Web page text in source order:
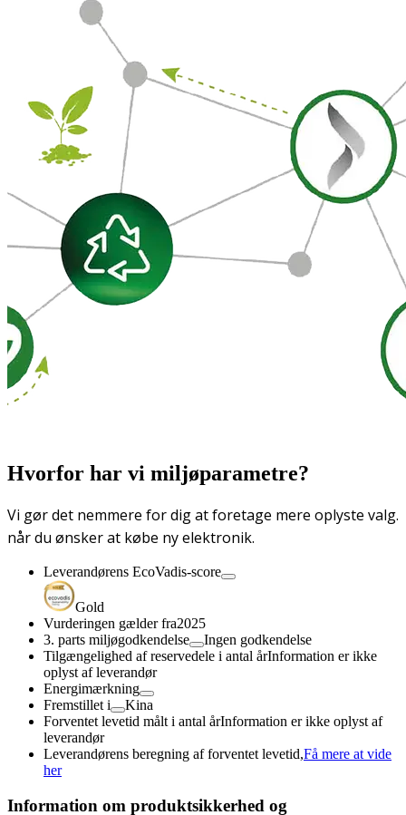
Hvorfor har vi miljøparametre?
Vi gør det nemmere for dig at foretage mere oplyste valg.
når du ønsker at købe ny elektronik.
Leverandørens EcoVadis-score
Gold
Vurderingen gælder fra2025
3. parts miljøgodkendelse
Ingen godkendelse
Tilgængelighed af reservedele i antal årInformation er ikke
oplyst af leverandør
Energimærkning
Fremstillet i
Kina
Forventet levetid målt i antal årInformation er ikke oplyst af
leverandør
Leverandørens beregning af forventet levetid,Få mere at vide
her
Information om produktsikkerhed og